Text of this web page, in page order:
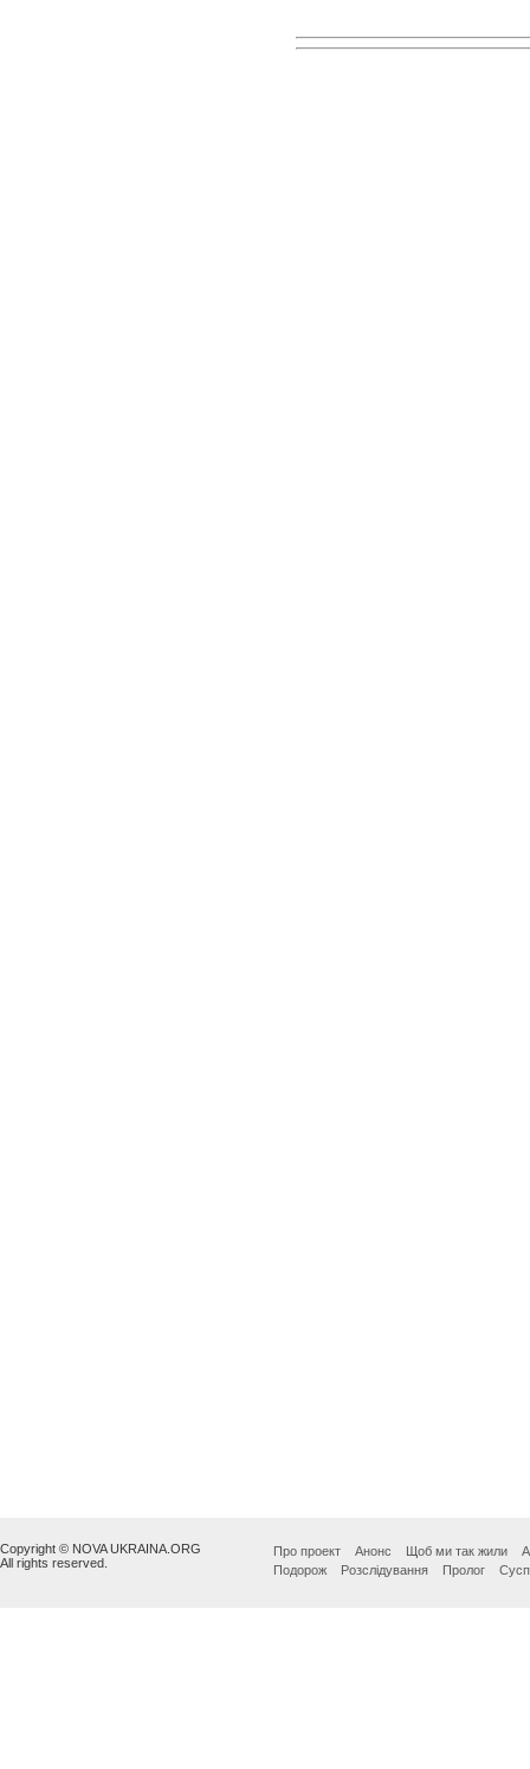
Copyright © NOVA UKRAINA.ORG
All rights reserved.
Про проект Анонс Щоб ми так жили
Подорож
Розслідування Пролог